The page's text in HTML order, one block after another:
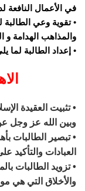
في الأعمال النافعة
• تقوية وعي
والمذاهب الهدامة و
• إعداد الطالبة لما
• تثبيت العقيدة
وبين الله عز وجل
• تبصير الطالبات
العبادات والتأكيد
• تزويد الطالبات
والأخلاق التي هي